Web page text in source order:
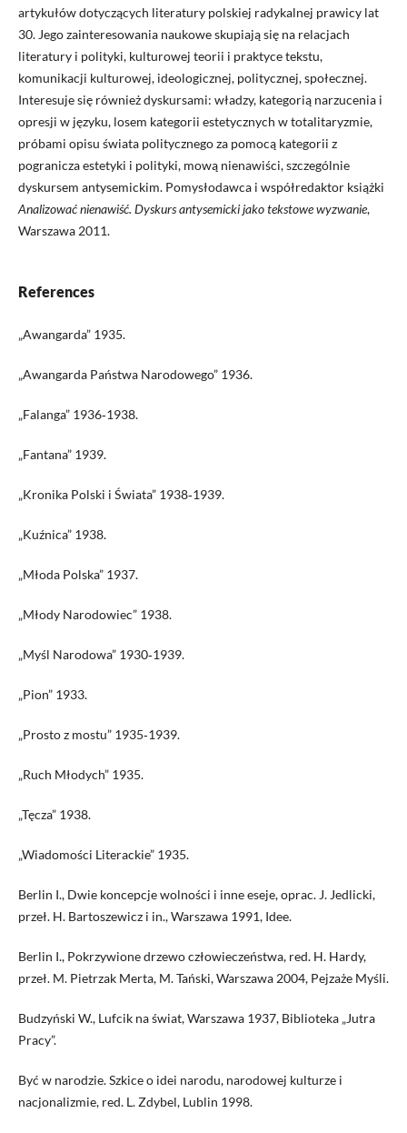
artykułów dotyczących literatury polskiej radykalnej prawicy lat
30. Jego zainteresowania naukowe skupiają się na relacjach
literatury i polityki, kulturowej teorii i praktyce tekstu,
komunikacji kulturowej, ideologicznej, politycznej, społecznej.
Interesuje się również dyskursami: władzy, kategorią narzucenia i
opresji w języku, losem kategorii estetycznych w totalitaryzmie,
próbami opisu świata politycznego za pomocą kategorii z
pogranicza estetyki i polityki, mową nienawiści, szczególnie
dyskursem antysemickim. Pomysłodawca i współredaktor książki
Analizować nienawiść. Dyskurs antysemicki jako tekstowe wyzwanie,
Warszawa 2011.
References
„Awangarda” 1935.
„Awangarda Państwa Narodowego” 1936.
„Falanga” 1936‑1938.
„Fantana” 1939.
„Kronika Polski i Świata” 1938‑1939.
„Kuźnica” 1938.
„Młoda Polska” 1937.
„Młody Narodowiec” 1938.
„Myśl Narodowa” 1930‑1939.
„Pion” 1933.
„Prosto z mostu” 1935‑1939.
„Ruch Młodych” 1935.
„Tęcza” 1938.
„Wiadomości Literackie” 1935.
Berlin I., Dwie koncepcje wolności i inne eseje, oprac. J. Jedlicki,
przeł. H. Bartoszewicz i in., Warszawa 1991, Idee.
Berlin I., Pokrzywione drzewo człowieczeństwa, red. H. Hardy,
przeł. M. Pietrzak Merta, M. Tański, Warszawa 2004, Pejzaże Myśli.
Budzyński W., Lufcik na świat, Warszawa 1937, Biblioteka „Jutra
Pracy”.
Być w narodzie. Szkice o idei narodu, narodowej kulturze i
nacjonalizmie, red. L. Zdybel, Lublin 1998.